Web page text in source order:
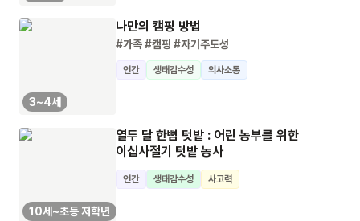
3~4세
나만의 캠핑 방법
#가족#캠핑 #자기주도성
인간 생태감수성 의사소통
10세~초등 저학년
열두 달 한뼘 텃밭 : 어린 농부를 위한
이십사절기 텃밭 농사
인간 생태감수성 사고력